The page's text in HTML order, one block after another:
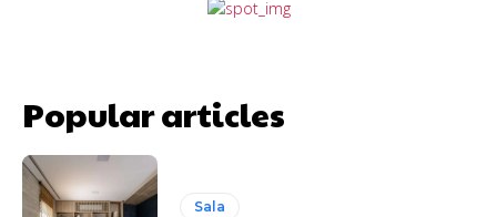
Popular articles
Sala